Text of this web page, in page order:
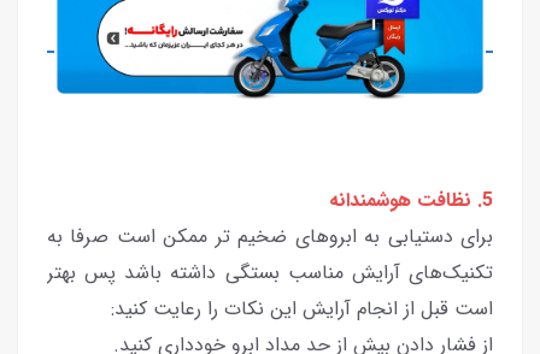
5. نظافت هوشمندانه
برای دستیابی به ابروهای ضخیم تر ممکن است صرفا به
تکنیک‌های آرایش مناسب بستگی داشته باشد پس بهتر
است قبل از انجام آرایش این نکات را رعایت کنید:
از فشار دادن بیش از حد مداد ابرو خودداری کنید.